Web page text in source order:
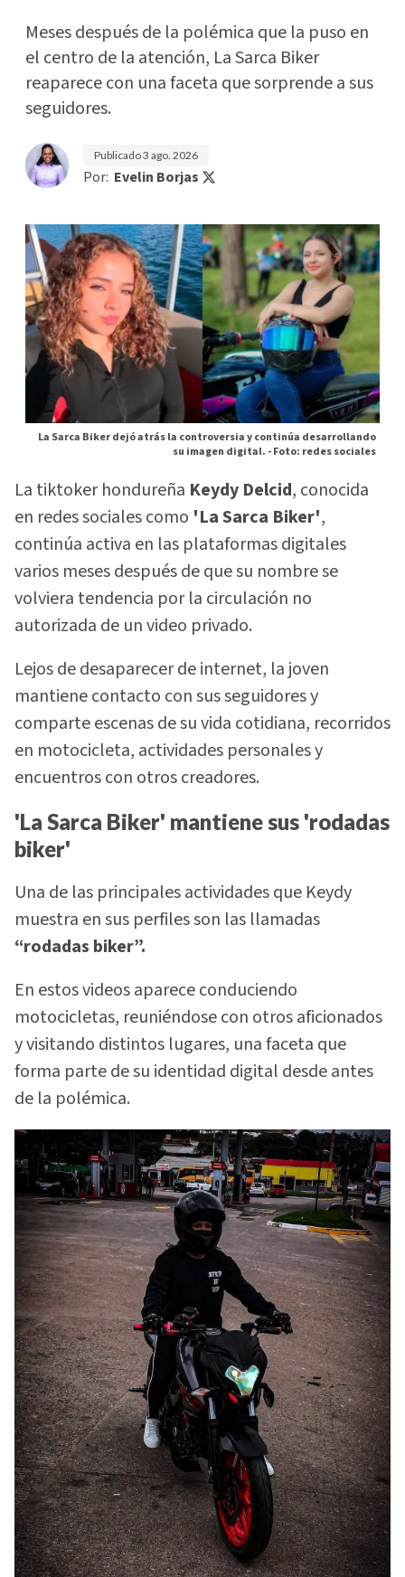
Meses después de la polémica que la puso en
el centro de la atención, La Sarca Biker
reaparece con una faceta que sorprende a sus
seguidores.
Publicado3 ago. 2026
Por: Evelin Borjas
La Sarca Biker dejó atrás la controversia y continúa desarrollando
su imagen digital. -Foto: redes sociales
La tiktoker hondureña Keydy Delcid, conocida
en redes sociales como 'La Sarca Biker',
continúa activa en las plataformas digitales
varios meses después de que su nombre se
volviera tendencia por la circulación no
autorizada de un video privado.
Lejos de desaparecer de internet, la joven
mantiene contacto con sus seguidores y
comparte escenas de su vida cotidiana, recorridos
en motocicleta, actividades personales y
encuentros con otros creadores.
'La Sarca Biker' mantiene sus 'rodadas
biker'
Una de las principales actividades que Keydy
muestra en sus perfiles son las llamadas
“rodadas biker”.
En estos videos aparece conduciendo
motocicletas, reuniéndose con otros aficionados
y visitando distintos lugares, una faceta que
forma parte de su identidad digital desde antes
de la polémica.